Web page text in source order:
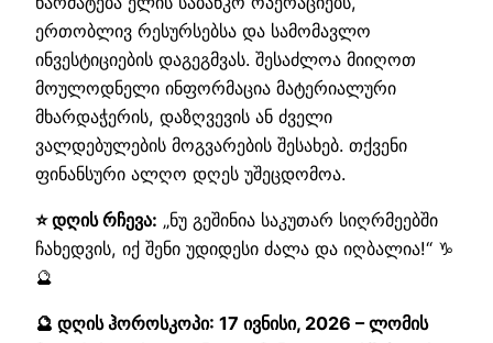
ერთობლივ რესურსებსა და სამომავლო
ინვესტიციების დაგეგმვას. შესაძლოა მიიღოთ
მოულოდნელი ინფორმაცია მატერიალური
მხარდაჭერის, დაზღვევის ან ძველი
ვალდებულების მოგვარების შესახებ. თქვენი
ფინანსური ალღო დღეს უშეცდომოა.
⭐ დღის რჩევა: „ნუ გეშინია საკუთარ სიღრმეებში
ჩახედვის, იქ შენი უდიდესი ძალა და იღბალია!“ ♑
🔮
🔮 დღის ჰოროსკოპი: 17 ივნისი, 2026 – ლომის